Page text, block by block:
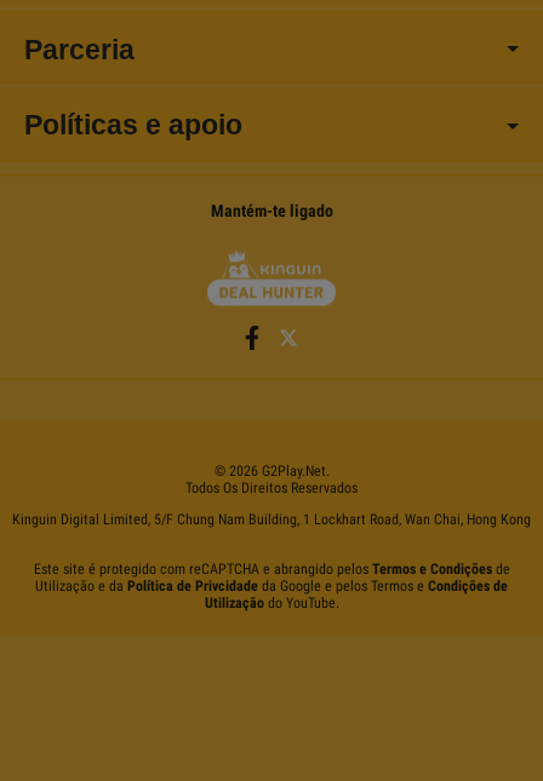
Parceria
Políticas e apoio
Mantém-te ligado
© 2026 G2Play.net.
Todos Os Direitos Reservados
Kinguin Digital Limited, 5/F Chung Nam Building, 1 Lockhart Road, Wan Chai, Hong Kong
Este site é protegido com reCAPTCHA e abrangido pelos Termos e Condiçõesde
Utilização e da Política de Privcidade da Google e pelos Termos e Condições de
Utilizaçãodo YouTube.